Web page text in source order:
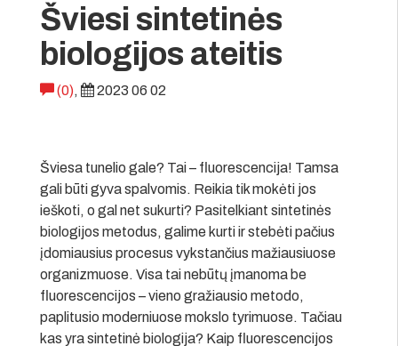
Šviesi sintetinės
biologijos ateitis
(0), 2023 06 02
Šviesa tunelio gale? Tai – fluorescencija! Tamsa
gali būti gyva spalvomis. Reikia tik mokėti jos
ieškoti, o gal net sukurti? Pasitelkiant sintetinės
biologijos metodus, galime kurti ir stebėti pačius
įdomiausius procesus vykstančius mažiausiuose
organizmuose. Visa tai nebūtų įmanoma be
fluorescencijos – vieno gražiausio metodo,
paplitusio moderniuose mokslo tyrimuose. Tačiau
kas yra sintetinė biologija? Kaip fluorescencijos